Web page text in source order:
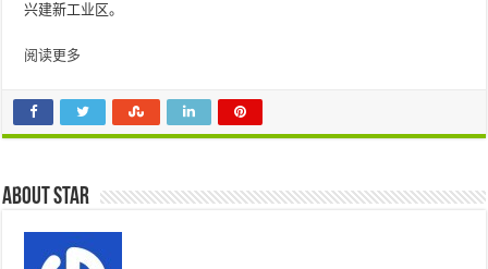
兴建新工业区。
阅读更多
About star